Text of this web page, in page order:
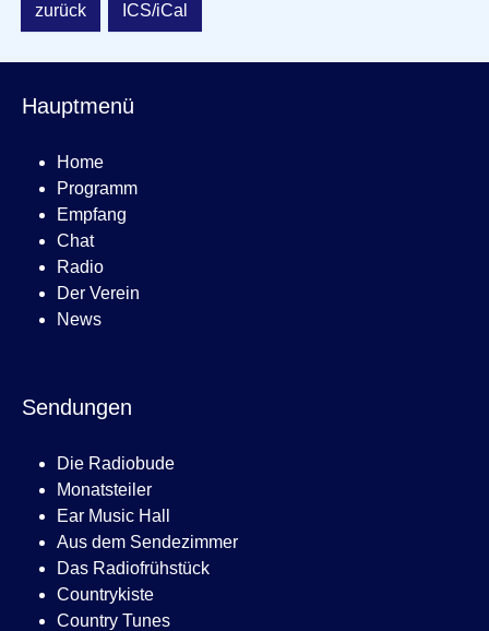
zurück ICS/iCal
Hauptmenü
Home
Programm
Empfang
Chat
Radio
Der Verein
News
Sendungen
Die Radiobude
Monatsteiler
Ear Music Hall
Aus dem Sendezimmer
Das Radiofrühstück
Countrykiste
Country Tunes